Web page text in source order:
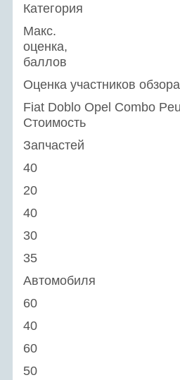
Категория
Макс.
оценка,
баллов
Оценка участников
Fiat Doblo Opel Combo
Стоимость
Запчастей
40
20
40
30
35
Автомобиля
60
40
60
50